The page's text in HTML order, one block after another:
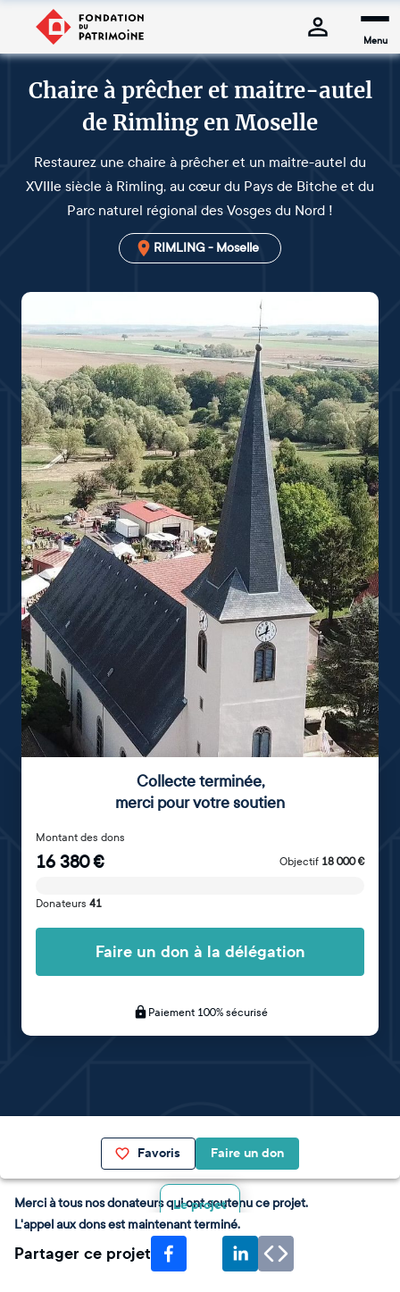
Menu
Chaire à prêcher et maitre-autel
de Rimling en Moselle
Restaurez une chaire à prêcher et un maitre-autel du
XVIIIe siècle à Rimling, au cœur du Pays de Bitche et du
Parc naturel régional des Vosges du Nord !
RIMLING - Moselle
Collecte terminée,
merci pour votre soutien
Montant des dons
16 380€ Objectif 18 000€
Donateurs 41
Faire un don à la délégation
Paiement 100% sécurisé
Favoris Faire un don
Le projet
Merci à tous nos donateurs qui ont soutenu ce projet.
L'appel aux dons est maintenant terminé.
Partager ce projet